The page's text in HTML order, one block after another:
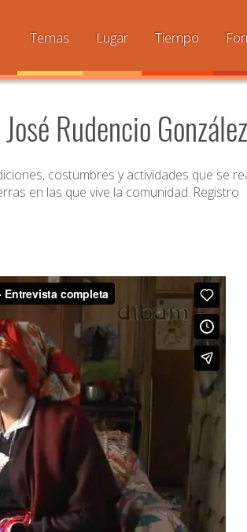
Temas Lugar Tiempo
Rudencio
costumbres y actividades que se
en las que vive la comunidad. Registro